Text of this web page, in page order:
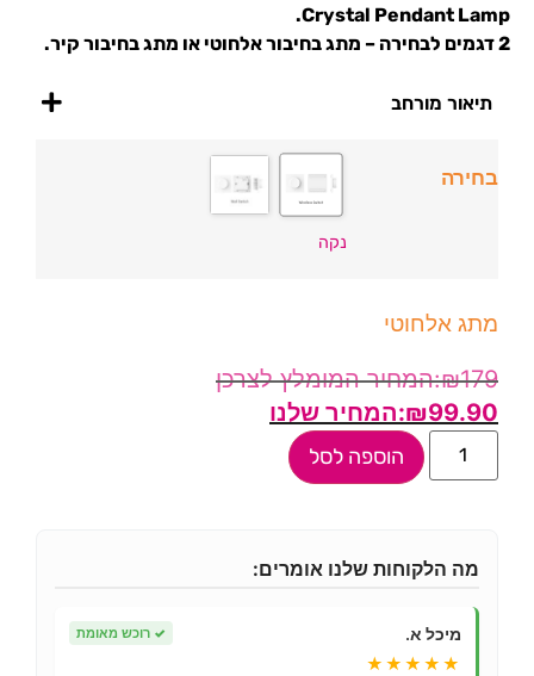
Crystal Pendant Lamp.
2 דגמים לבחירה – מתג בחיבור אלחוטי או מתג בחיבור קיר.
תיאור מורחב
בחירה
נקה
מתג אלחוטי
₪179
₪99.90
הוספה לסל
מה הלקוחות שלנו אומרים:
מיכל א. ✓ רוכש מאומת
★★★★★